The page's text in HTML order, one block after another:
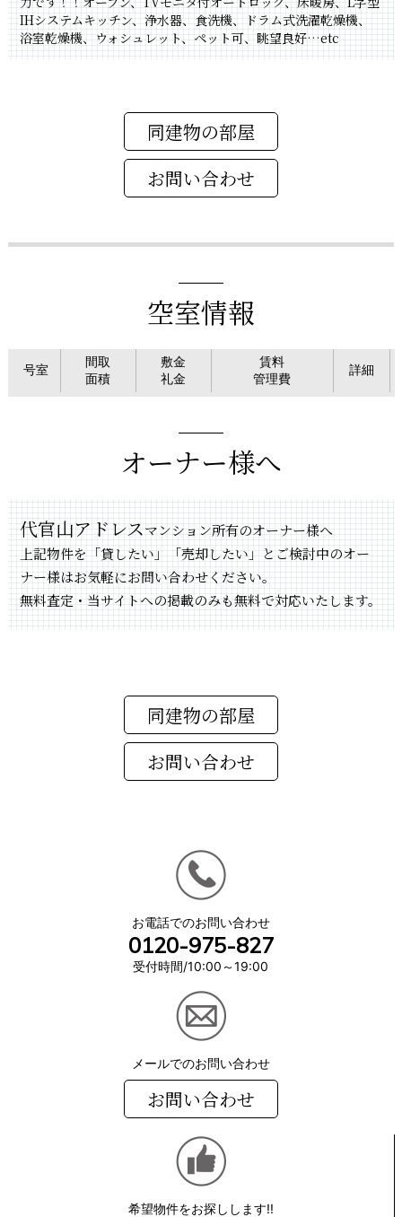
IHシステムキッチン、浄水器、食洗機、ドラム式洗濯乾燥機、
浴室乾燥機、ウォシュレット、ペット可、眺望良好…etc
同建物の部屋
空室情報
号室
間取
面積
敷金
礼金
賃料
管理費
詳細
オーナー様へ
代官山アドレスマンション所有のオーナー様へ
上記物件を「貸したい」「売却したい」とご検討中のオー
ナー様はお気軽にお問い合わせください。
無料査定・当サイトへの掲載のみも無料で対応いたします。
同建物の部屋
お電話でのお問い合わせ
0120-975-827
受付時間/10:00～19:00
メールでのお問い合わせ
お問い合わせ
希望物件をお探しします!!